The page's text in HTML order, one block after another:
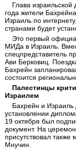
Глава
года жители
Израиль по
странами будет
Это первый
МИДа в Израиль.
спецпредставитель
Ави Берковиц.
Бахрейн
состоится
Палестинцы
Израилем
Бахрейн и Израиль
установлении
19 октября был
документ. На
присутствовал
Мнучин.